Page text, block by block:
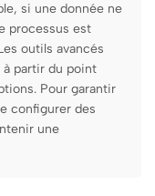
si une donnée ne
processus est
outils avancés
partir du point
Pour garantir
configurer des
une